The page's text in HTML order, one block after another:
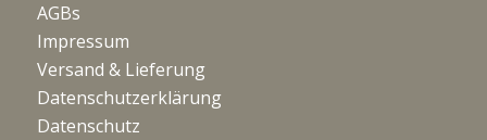
AGBs
Impressum
Versand & Lieferung
Datenschutzerklärung
Datenschutz